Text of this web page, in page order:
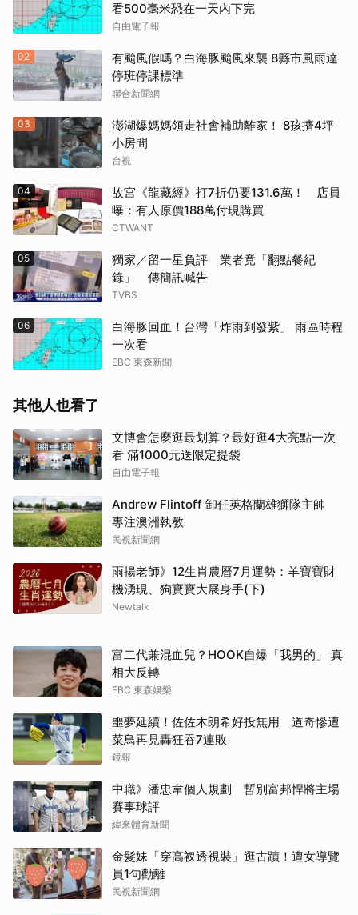
看500毫米恐在一天內下完
自由電子報
02
有颱風假嗎？白海豚颱風來襲 8縣市風雨達
停班停課標準
聯合新聞網
03
澎湖爆媽媽領走社會補助離家！ 8孩擠4坪
小房間
台視
04
故宮《龍藏經》打7折仍要131.6萬！ 店員
曝：有人原價188萬付現購買
CTWANT
05
獨家／留一星負評 業者竟「翻點餐紀
錄」 傳簡訊喊告
TVBS
06
白海豚回血！台灣「炸雨到發紫」 雨區時程
一次看
EBC 東森新聞
其他人也看了
文博會怎麼逛最划算？最好逛4大亮點一次
看 滿1000元送限定提袋
自由電子報
Andrew Flintoff 卸任英格蘭雄獅隊主帥
專注澳洲執教
民視新聞網
雨揚老師》12生肖農曆7月運勢：羊寶寶財
機湧現、狗寶寶大展身手(下)
Newtalk
富二代兼混血兒？HOOK自爆「我男的」 真
相大反轉
EBC 東森娛樂
噩夢延續！佐佐木朗希好投無用 道奇慘遭
菜鳥再見轟狂吞7連敗
鏡報
中職》潘忠韋個人規劃 暫別富邦悍將主場
賽事球評
緯來體育新聞
金髮妹「穿高衩透視裝」逛古蹟！遭女導覽
員1句勸離
民視新聞網